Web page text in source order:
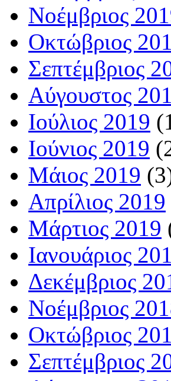
Νοέμβριος
Οκτώβριος
Σεπτέμβριος
Αύγουστος
Ιούλιος 2019
Ιούνιος 2019
Μάιος 2019
Απρίλιος 2019
Μάρτιος 2019
Ιανουάριος
Δεκέμβριος
Νοέμβριος
Οκτώβριος
Σεπτέμβριος